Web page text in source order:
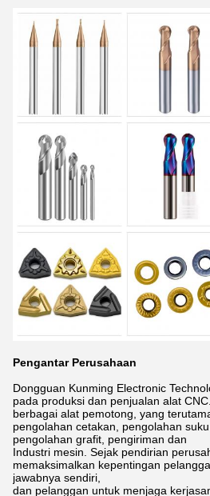
Pengantar Perusahaan
Dongguan Kunming Electronic
pada produksi dan penjualan alat CNC.
berbagai alat pemotong, yang
pengolahan cetakan, pengolahan
pengolahan grafit, pengiriman dan
Industri mesin. Sejak pendirian
memaksimalkan kepentingan
jawabnya sendiri,
dan pelanggan untuk menjaga